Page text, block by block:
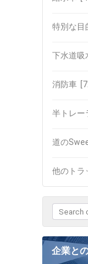
特別な目
下水道吸
消防車
半トレー
道の
他のトラ
企業と